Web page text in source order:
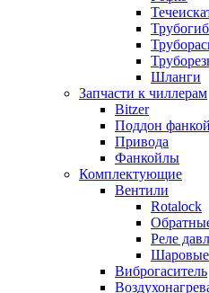
Шланги
Запчасти к чиллерам
Bitzer
Поддон
Привода
Фанкойлы
Комплектующие
Вентили
Rotalock
Реле
Шаровые
Виброгаситель